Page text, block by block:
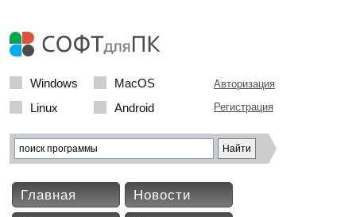
Windows
MacOS
Linux
Android
Авторизация
Регистрация
Главная
Новости